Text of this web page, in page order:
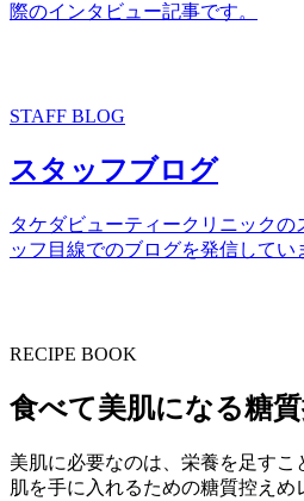
際のインタビュー記事です。
STAFF BLOG
スタッフブログ
タケダビューティークリニックの
ッフ目線でのブログを発信してい
RECIPE BOOK
食べて美肌になる糖
美肌に必要なのは、栄養を足す
肌を手に入れるための糖質控え